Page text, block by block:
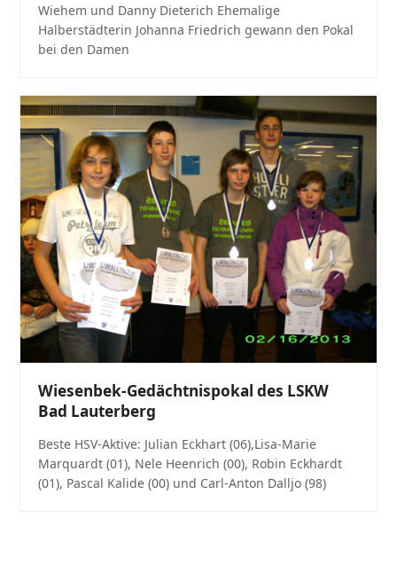
Wiehem und Danny Dieterich Ehemalige
Halberstädterin Johanna Friedrich gewann den Pokal
bei den Damen
Wiesenbek-Gedächtnispokal des LSKW
Bad Lauterberg
Beste HSV-Aktive: Julian Eckhart (06),Lisa-Marie
Marquardt (01), Nele Heenrich (00), Robin Eckhardt
(01), Pascal Kalide (00) und Carl-Anton Dalljo (98)